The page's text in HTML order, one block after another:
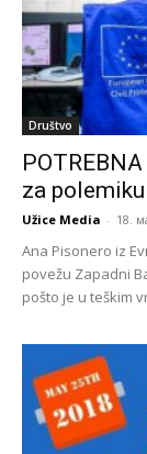
Društvo
za
Užice Media - 18.
Ana Pisonero iz
povežu Zapadni
pošto je u teškim